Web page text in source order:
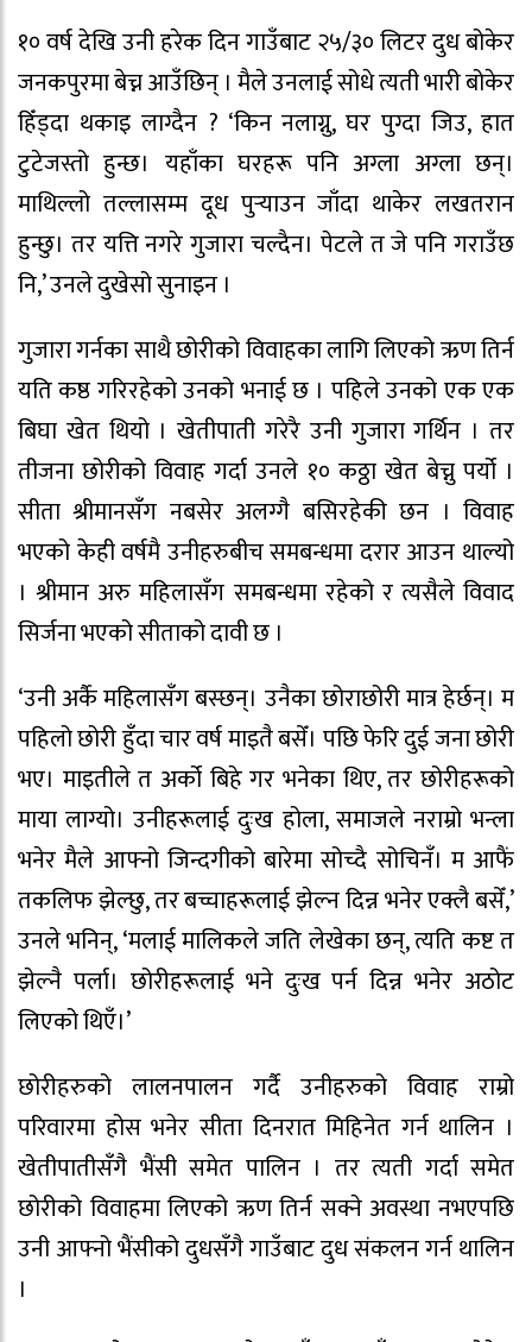
१० वर्ष देखि उनी हरेक दिन गाउँबाट २५/३० लिटर दुध बोकेर
जनकपुरमा बेच्न आउँछिन् । मैले उनलाई सोधे त्यती भारी बोकेर
हिँड्दा थकाइ लाग्दैन ? ‘किन नलाग्नु, घर पुग्दा जिउ, हात
टुटेजस्तो हुन्छ। यहाँका घरहरू पनि अग्ला अग्ला छन्।
माथिल्लो तल्लासम्म दूध पुर्‍याउन जाँदा थाकेर लखतरान
हुन्छु। तर यत्ति नगरे गुजारा चल्दैन। पेटले त जे पनि गराउँछ
नि,’ उनले दुखेसो सुनाइन ।
गुजारा गर्नका साथै छोरीको विवाहका लागि लिएको ऋण तिर्न
यति कष्ठ गरिरहेको उनको भनाई छ । पहिले उनको एक एक
बिघा खेत थियो । खेतीपाती गरेरै उनी गुजारा गर्थिन । तर
तीजना छोरीको विवाह गर्दा उनले १० कठ्ठा खेत बेच्नु पर्यो ।
सीता श्रीमानसँग नबसेर अलग्गै बसिरहेकी छन । विवाह
भएको केही वर्षमै उनीहरुबीच समबन्धमा दरार आउन थाल्यो
। श्रीमान अरु महिलासँग समबन्धमा रहेको र त्यसैले विवाद
सिर्जना भएको सीताको दावी छ ।
‘उनी अर्कै महिलासँग बस्छन्। उनैका छोराछोरी मात्र हेर्छन्। म
पहिलो छोरी हुँदा चार वर्ष माइतै बसेँ। पछि फेरि दुई जना छोरी
भए। माइतीले त अर्को बिहे गर भनेका थिए, तर छोरीहरूको
माया लाग्यो। उनीहरूलाई दुःख होला, समाजले नराम्रो भन्ला
भनेर मैले आफ्नो जिन्दगीको बारेमा सोच्दै सोचिनँ। म आफैं
तकलिफ झेल्छु, तर बच्चाहरूलाई झेल्न दिन्न भनेर एक्लै बसेँ,’
उनले भनिन्, ‘मलाई मालिकले जति लेखेका छन्, त्यति कष्ट त
झेल्नै पर्ला। छोरीहरूलाई भने दुःख पर्न दिन्न भनेर अठोट
लिएको थिएँ।’
छोरीहरुको लालनपालन गर्दै उनीहरुको विवाह राम्रो
परिवारमा होस भनेर सीता दिनरात मिहिनेत गर्न थालिन ।
खेतीपातीसँगै भैंसी समेत पालिन । तर त्यती गर्दा समेत
छोरीको विवाहमा लिएको ऋण तिर्न सक्ने अवस्था नभएपछि
उनी आफ्नो भैंसीको दुधसँगै गाउँबाट दुध संकलन गर्न थालिन
।